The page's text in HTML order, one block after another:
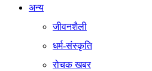
अन्य
जीवनशैली
धर्म-संस्कृति
रोचक खबर